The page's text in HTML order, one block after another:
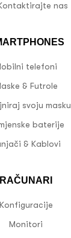
nas
telefoni
& Futrole
svoju masku
baterije
& Kablovi
RAČUNARI
Konfiguracije
Monitori